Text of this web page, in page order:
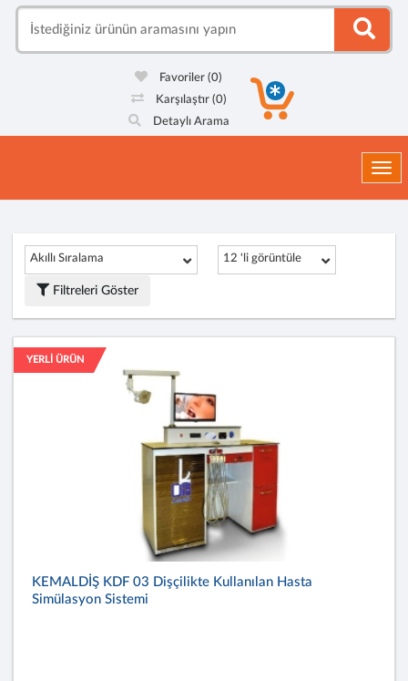
Favoriler(0)
Karşılaştır (0)
Detaylı Arama
Akıllı Sıralama 12 'li görüntüle
Filtreleri Göster
YERLİ ÜRÜN
KEMALDİŞ KDF 03 Dişçilikte Kullanılan Hasta
Simülasyon Sistemi